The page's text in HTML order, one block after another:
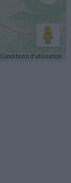
Conditions d'utilisation